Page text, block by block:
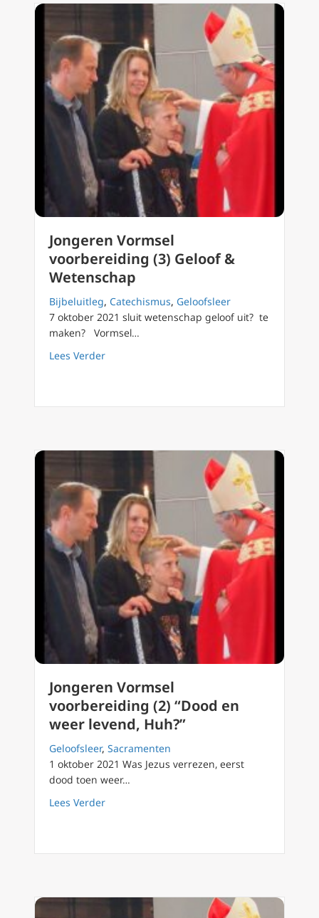
Jongeren Vormsel
voorbereiding (3) Geloof &
Wetenschap
Bijbeluitleg, Catechismus, Geloofsleer
7 oktober 2021 sluit wetenschap geloof uit? te
maken? Vormsel…
Lees Verderabout Jongeren Vormsel voorbereiding (3)
Jongeren Vormsel
voorbereiding (2) “Dood en
weer levend, Huh?”
Geloofsleer, Sacramenten
1 oktober 2021 Was Jezus verrezen, eerst
dood toen weer…
Lees Verderabout Jongeren Vormsel voorbereiding (2)